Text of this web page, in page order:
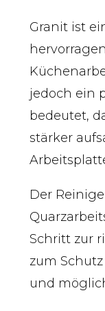
Granit ist
jedoch ein
bedeutet,
stärker
Der
Schritt zur
zum
und